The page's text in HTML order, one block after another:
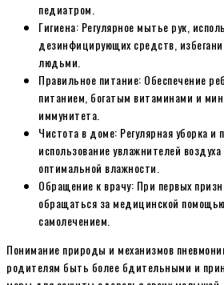
педиатром.
Гигиена: Регулярное мытье рук,
дезинфицирующих средств,
людьми.
Правильное питание: Обеспечение
питанием, богатым витаминами и
иммунитета.
Чистота в доме: Регулярная уборка и
использование увлажнителей
оптимальной влажности.
Обращение к врачу: При первых
обращаться за медицинской
самолечением.
Понимание природы и механизмов
родителям быть более бдительными и